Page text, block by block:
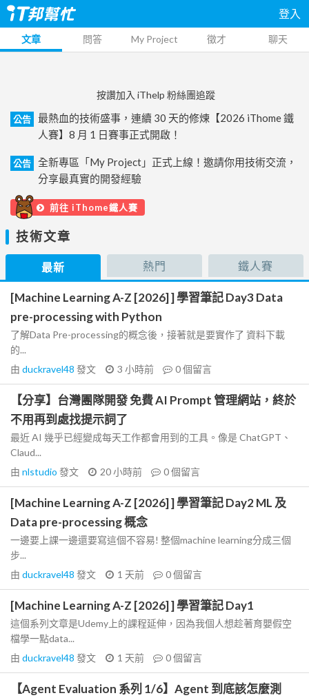
登入
文章 問答 My Project 徵才 聊天
按讚加入 iThelp 粉絲團追蹤
公告
最熱血的技術盛事，連續 30 天的修煉【2026 iThome 鐵
人賽】8 月 1 日賽事正式開啟！
公告
全新專區「My Project」正式上線！邀請你用技術交流，
分享最真實的開發經驗
前往 iThome鐵人賽
技術文章
最新 熱門 鐵人賽
[Machine Learning A-Z [2026] ] 學習筆記 Day3 Data
pre-processing with Python
了解Data Pre-processing的概念後，接著就是要實作了 資料下載
的...
由 duckravel48 發文 3 小時前 0個留言
【分享】台灣團隊開發 免費 AI Prompt 管理網站，終於
不用再到處找提示詞了
最近 AI 幾乎已經變成每天工作都會用到的工具。像是 ChatGPT、
Claud...
由 nlstudio 發文 20 小時前 0個留言
[Machine Learning A-Z [2026] ] 學習筆記 Day2 ML 及
Data pre-processing 概念
一邊要上課一邊還要寫這個不容易! 整個machine learning分成三個
步...
由 duckravel48 發文 1 天前 0個留言
[Machine Learning A-Z [2026] ] 學習筆記 Day1
這個系列文章是Udemy上的課程延伸，因為我個人想趁著育嬰假空
檔學一點data...
由 duckravel48 發文 1 天前 0個留言
【Agent Evaluation 系列 1/6】Agent 到底該怎麼測